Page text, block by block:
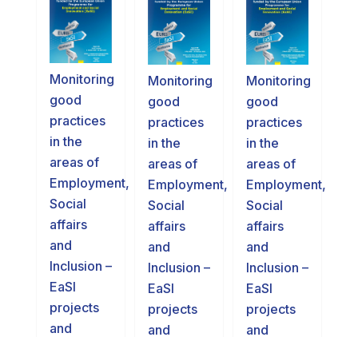
Monitoring
good
practices
in the
areas of
Employment,
Social
affairs
and
Inclusion –
EaSI
projects
and
Monitoring
good
practices
in the
areas of
Employment,
Social
affairs
and
Inclusion –
EaSI
projects
and
Monitoring
good
practices
in the
areas of
Employment,
Social
affairs
and
Inclusion –
EaSI
projects
and